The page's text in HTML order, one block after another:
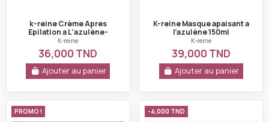
k-reine Crème Apres
Epilation a L'azulène-
150ML
K-reine
36,000 TND
Ajouter au panier
K-reine Masque apaisant a
l’azulène 150ml
K-reine
39,000 TND
Ajouter au panier
SVR Cicavit+ crème apaisante 40ml
PROMO ! -4,000 TND